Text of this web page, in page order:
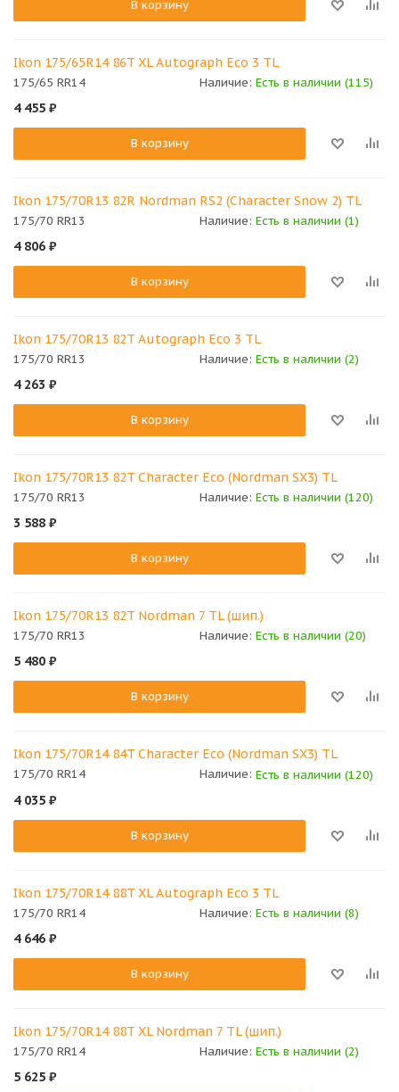
В корзину
Ikon 175/65R14 86T XL Autograph Eco 3 TL
175/65 RR14 Наличие: Есть в наличии (115)
4 455 ₽
В корзину
Ikon 175/70R13 82R Nordman RS2 (Character Snow 2) TL
175/70 RR13 Наличие: Есть в наличии (1)
4 806 ₽
В корзину
Ikon 175/70R13 82T Autograph Eco 3 TL
175/70 RR13 Наличие: Есть в наличии (2)
4 263 ₽
В корзину
Ikon 175/70R13 82T Character Eco (Nordman SX3) TL
175/70 RR13 Наличие: Есть в наличии (120)
3 588 ₽
В корзину
Ikon 175/70R13 82T Nordman 7 TL (шип.)
175/70 RR13 Наличие: Есть в наличии (20)
5 480 ₽
В корзину
Ikon 175/70R14 84T Character Eco (Nordman SX3) TL
175/70 RR14 Наличие: Есть в наличии (120)
4 035 ₽
В корзину
Ikon 175/70R14 88T XL Autograph Eco 3 TL
175/70 RR14 Наличие: Есть в наличии (8)
4 646 ₽
В корзину
Ikon 175/70R14 88T XL Nordman 7 TL (шип.)
175/70 RR14 Наличие: Есть в наличии (2)
5 625 ₽